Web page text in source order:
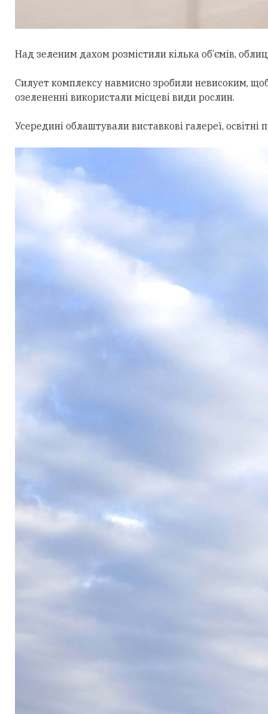
Над зеленим дахом розмістили кілька об’ємів,
Силует комплексу навмисно зробили невисоким,
озелененні використали місцеві види рослин.
Усередині облаштували виставкові галереї,